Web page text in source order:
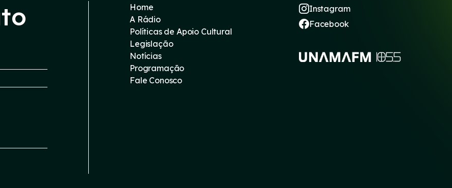
Home
A Rádio
Políticas de Apoio Cultural
Legislação
Notícias
Programação
Fale Conosco
Instagram
Facebook